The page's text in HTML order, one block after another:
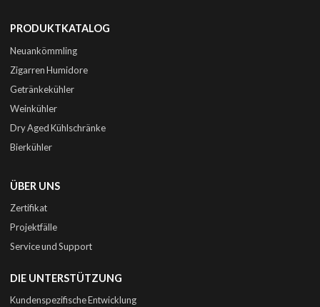
PRODUKTKATALOG
Neuankömmling
Zigarren Humidore
Getränkekühler
Weinkühler
Dry Aged Kühlschränke
Bierkühler
ÜBER UNS
Zertifikat
Projektfälle
Service und Support
DIE UNTERSTÜTZUNG
Kundenspezifische Entwicklung